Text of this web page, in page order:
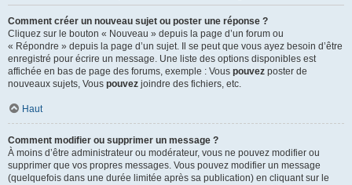
Comment créer un nouveau sujet ou poster une réponse ?
Cliquez sur le bouton « Nouveau » depuis la page d’un forum ou
« Répondre » depuis la page d’un sujet. Il se peut que vous ayez besoin d’être
enregistré pour écrire un message. Une liste des options disponibles est
affichée en bas de page des forums, exemple : Vous pouvez poster de
nouveaux sujets, Vous pouvez joindre des fichiers, etc.
Haut
Comment modifier ou supprimer un message ?
À moins d’être administrateur ou modérateur, vous ne pouvez modifier ou
supprimer que vos propres messages. Vous pouvez modifier un message
(quelquefois dans une durée limitée après sa publication) en cliquant sur le